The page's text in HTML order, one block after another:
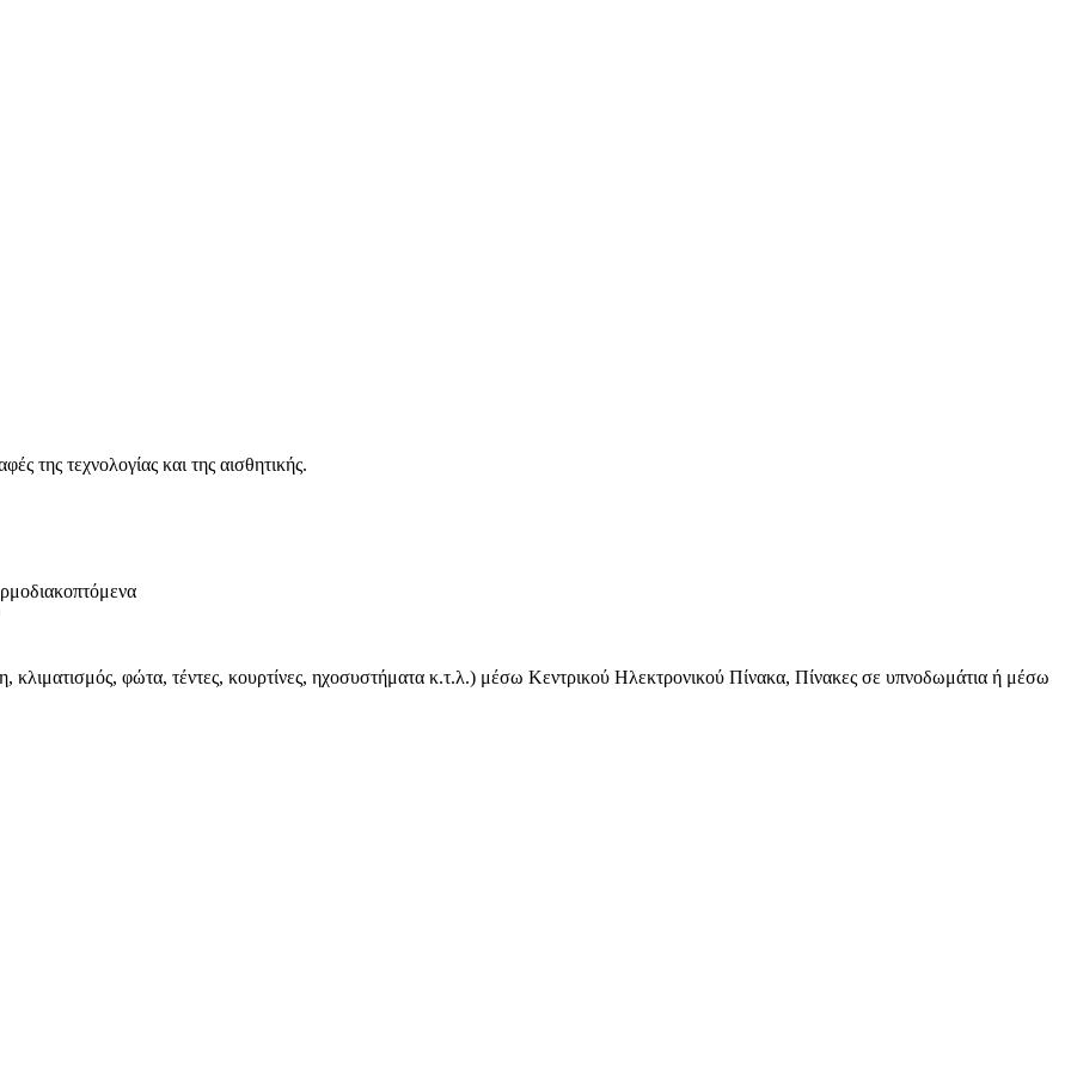
ΚΑΤΟΙΚΙΩΝ
ΓΙΑ ΤΟ ΕΡΓΟ
ένα συγκρότημα έξι αυτόνομων κατοικιών, μοναδικής αρχιτεκτονικής και διακριτικής πολυτέλειας, το οποίο
κοντά στο κέντρο της και με εύκολη πρόσβαση στην Εθνική και Αττική οδό.
με:
της τεχνολογίας και της αισθητικής.
κλιματισμός, φώτα, τέντες, κουρτίνες, ηχοσυστήματα κ.τ.λ.) μέσω Κεντρικού Ηλεκτρονικού Πίνακα, Πίνακες σε υπνοδωμάτια ή μέσω